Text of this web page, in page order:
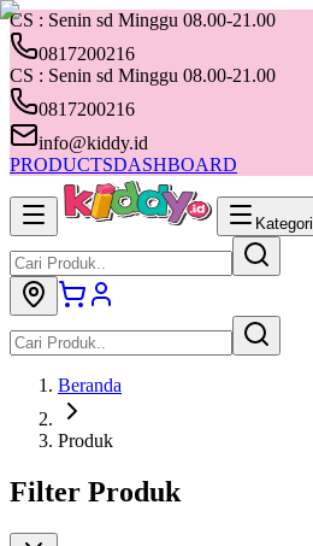
CS : Senin sd Minggu 08.00-21.00
0817200216
CS : Senin sd Minggu 08.00-21.00
0817200216
info@kiddy.id
PRODUCTSDASHBOARD
Kategori
Beranda
Produk
Filter Produk